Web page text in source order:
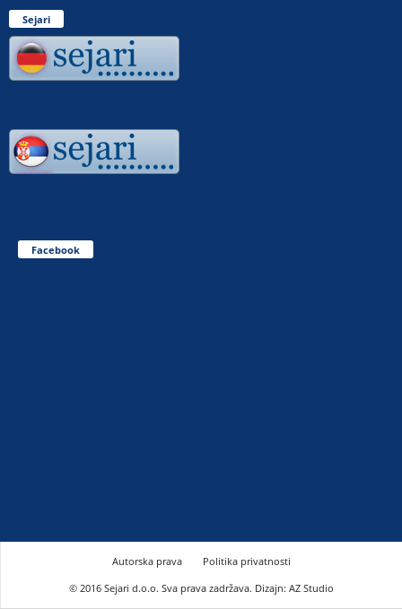
Sejari
Facebook
Autorska prava
Politika privatnosti
© 2016 Sejari d.o.o. Sva prava zadržava. Dizajn: AZ Studio